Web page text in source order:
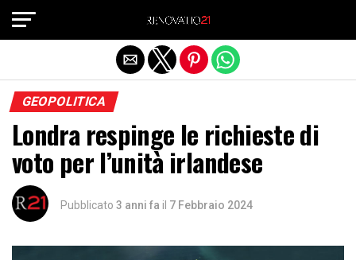
GEOPOLITICA
Londra respinge le richieste di
voto per l’unità irlandese
Pubblicato 3 anni fa il 7 Febbraio 2024
Exit mobile version